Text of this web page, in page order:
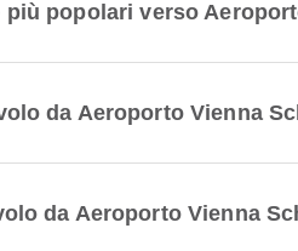
popolari verso
da Aeroporto Vienna
da Aeroporto Vienna